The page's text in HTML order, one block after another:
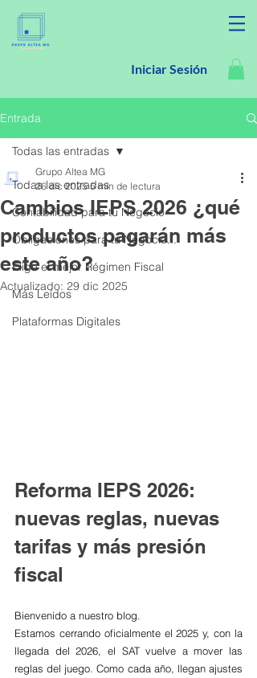
Iniciar Sesión
Entrada
Todas las entradas
Contabilidad para tu Negocio
Obligaciones para tu Negocio...
Elige el mejor Régimen Fiscal
Más Leídos
Plataformas Digitales
Todas las entradas
Cambios IEPS 2026 ¿qué
productos pagarán más
este año?
Grupo Altea MG
26 dic 2025 5 min de lectura
Actualizado: 29 dic 2025
Reforma IEPS 2026:
nuevas reglas, nuevas
tarifas y más presión
fiscal
Bienvenido a nuestro blog.
Estamos cerrando oficialmente el 2025 y, con la
llegada del 2026, el SAT vuelve a mover las
reglas del juego. Como cada año, llegan ajustes